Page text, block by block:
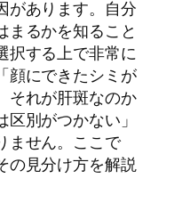
があります。自分
まるかを知ること
択する上で非常に
顔にできたシミが
それが肝斑なのか
別がつかない」
ません。ここで
の見分け方を解説